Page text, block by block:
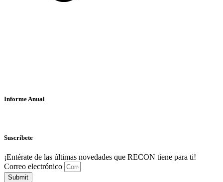
Informe Anual
Suscríbete
¡Entérate de las últimas novedades que RECON tiene para ti!
Correo electrónico
Submit